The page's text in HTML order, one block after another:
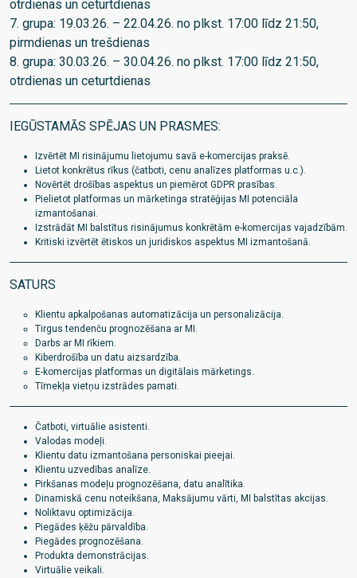
otrdienas un ceturtdienas
7. grupa: 19.03.26. – 22.04.26. no plkst. 17:00 līdz 21:50,
pirmdienas un trešdienas
8. grupa: 30.03.26. – 30.04.26. no plkst. 17:00 līdz 21:50,
otrdienas un ceturtdienas
IEGŪSTAMĀS SPĒJAS UN PRASMES:
Izvērtēt MI risinājumu lietojumu savā e-komercijas praksē.
Lietot konkrētus rīkus (čatboti, cenu analīzes platformas u.c.).
Novērtēt drošības aspektus un piemērot GDPR prasības.
Pielietot platformas un mārketinga stratēģijas MI potenciāla
izmantošanai.
Izstrādāt MI balstītus risinājumus konkrētām e-komercijas vajadzībām.
Kritiski izvērtēt ētiskos un juridiskos aspektus MI izmantošanā.
SATURS
Klientu apkalpošanas automatizācija un personalizācija.
Tirgus tendenču prognozēšana ar MI.
Darbs ar MI rīkiem.
Kiberdrošība un datu aizsardzība.
E-komercijas platformas un digitālais mārketings.
Tīmekļa vietņu izstrādes pamati.
Čatboti, virtuālie asistenti.
Valodas modeļi.
Klientu datu izmantošana personiskai pieejai.
Klientu uzvedības analīze.
Pirkšanas modeļu prognozēšana, datu analītika.
Dinamiskā cenu noteikšana, Maksājumu vārti, MI balstītas akcijas.
Noliktavu optimizācija.
Piegādes ķēžu pārvaldība.
Piegādes prognozēšana.
Produkta demonstrācijas.
Virtuālie veikali.